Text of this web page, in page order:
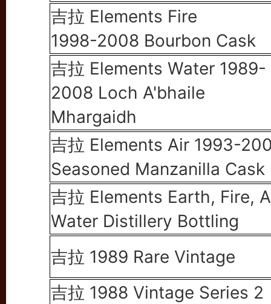
吉拉 Elements Fire
1998-2008 Bourbon Cask
吉拉 Elements Water 1989-
2008 Loch A'bhaile
Mhargaidh
吉拉 Elements Air 1993-
Seasoned Manzanilla Cask
吉拉 Elements Earth, Fire,
Water Distillery Bottling
吉拉 1989 Rare Vintage
吉拉 1988 Vintage Series 2